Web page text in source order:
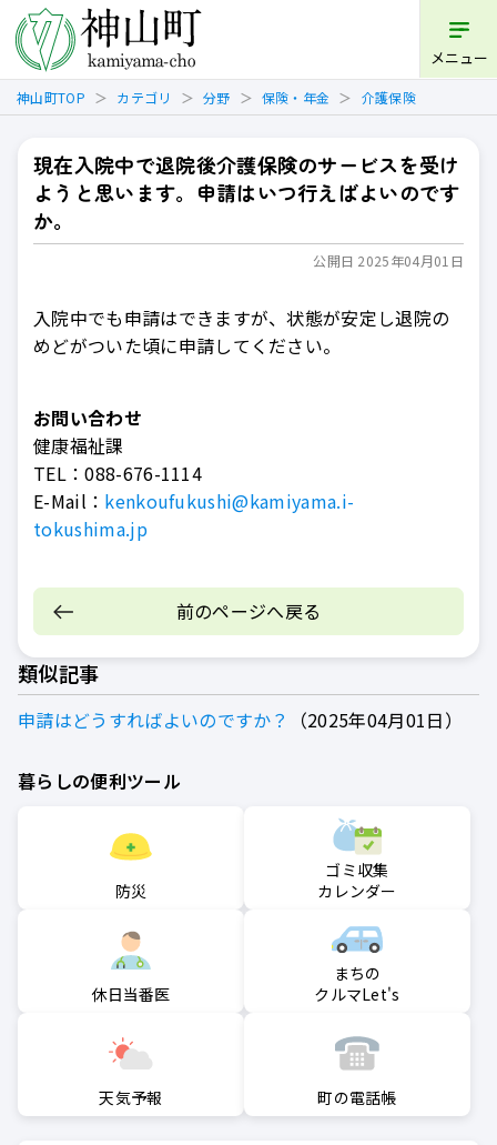
メニュー
神山町TOP カテゴリ 分野 保険・年金 介護保険
現在入院中で退院後介護保険のサービスを受け
ようと思います。申請はいつ行えばよいのです
か。
公開日 2025年04月01日
入院中でも申請はできますが、状態が安定し退院の
めどがついた頃に申請してください。
お問い合わせ
健康福祉課
TEL：088-676-1114
E-Mail： kenkoufukushi@kamiyama.i-
tokushima.jp
前のページへ戻る
類似記事
申請はどうすればよいのですか？ 2025年04月01日
暮らしの便利ツール
防災
ゴミ収集
カレンダー
休日当番医
まちの
クルマLet's
天気予報 町の電話帳